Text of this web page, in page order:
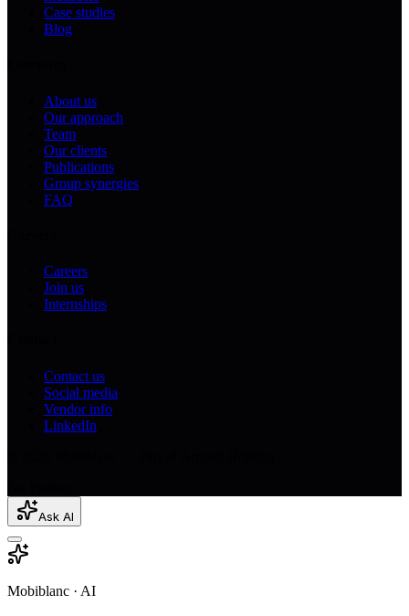
Case studies
Blog
About us
Our approach
Team
Our clients
Publications
Group synergies
FAQ
Careers
Join us
Internships
Contact us
Social media
Vendor info
LinkedIn
Ask AI
Mobiblanc · AI